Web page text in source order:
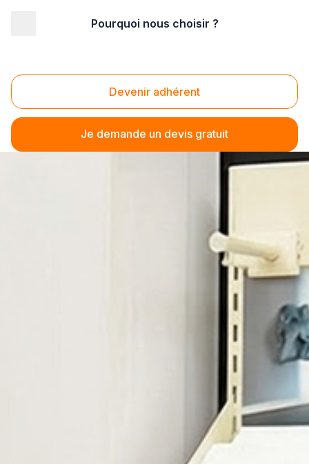
Pourquoi nous choisir ?
Devenir adhérent
Je demande un devis gratuit